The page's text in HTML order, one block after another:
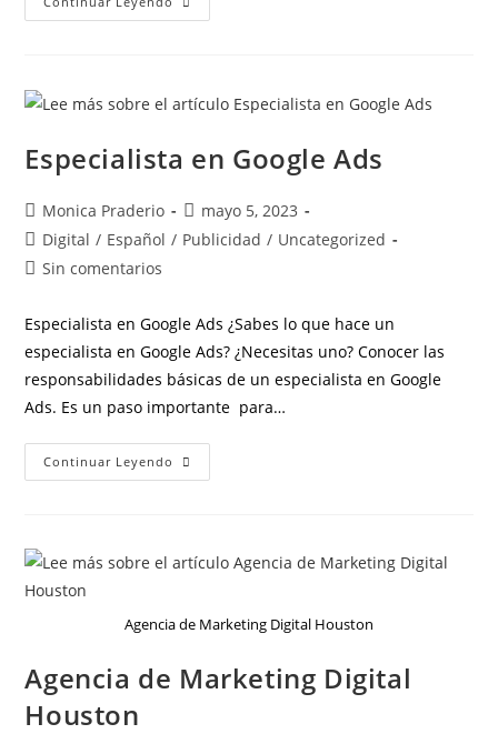
Especialista en Google Ads
Monica Praderio
mayo 5, 2023
Digital / Español / Publicidad / Uncategorized
Sin comentarios
Especialista en Google Ads ¿Sabes lo que hace un
especialista en Google Ads? ¿Necesitas uno? Conocer las
responsabilidades básicas de un especialista en Google
Ads. Es un paso importante para…
Continuar Leyendo
Agencia de Marketing Digital Houston
Agencia de Marketing Digital
Houston